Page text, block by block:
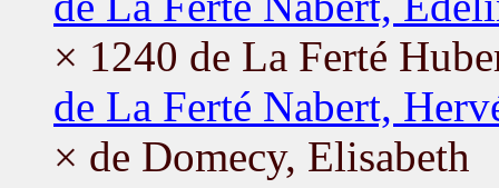
× 1240 de La Ferté
de La Ferté Nabert,
× de Domecy, Elisabeth